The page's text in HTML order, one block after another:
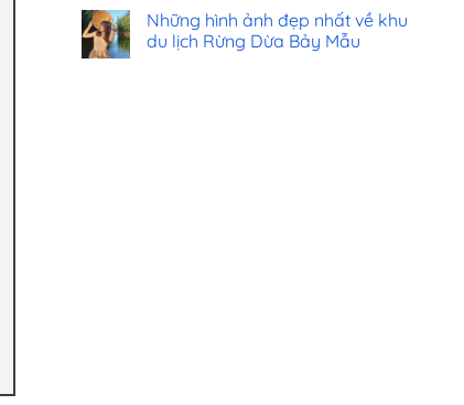
Những hình ảnh đẹp nhất về khu
du lịch Rừng Dừa Bảy Mẫu